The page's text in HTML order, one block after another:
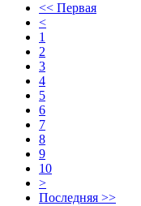
<< Первая
<
1
2
3
4
5
6
7
8
9
10
>
Последняя >>